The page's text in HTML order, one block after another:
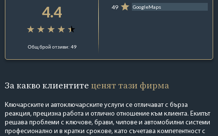
4.4
Общ брой отзиви: 49
49 GoogleMaps
За какво клиентите ценят тази фирма
Ключарските и автоключарските услуги се отличават с бърза
реакция, прецизна работа и отлично отношение към клиента. Екипът
решава проблеми с ключове, брави, чипове и автомобилни системи
професионално и в кратки срокове, като съчетава компетентност с